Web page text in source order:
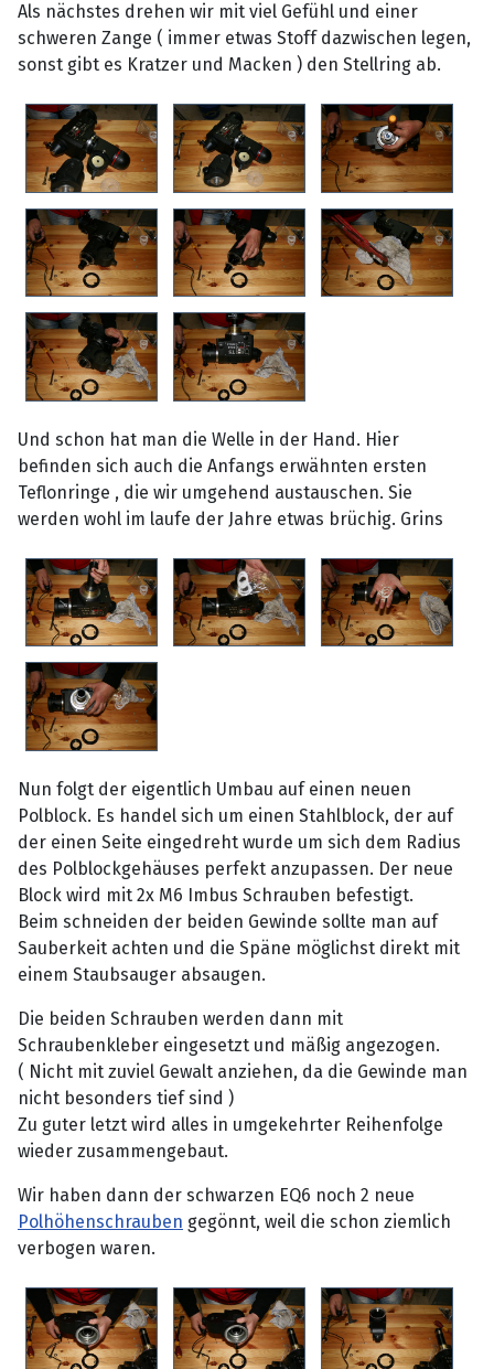
Als nächstes drehen wir mit viel Gefühl und einer
schweren Zange ( immer etwas Stoff dazwischen legen,
sonst gibt es Kratzer und Macken ) den Stellring ab.
Und schon hat man die Welle in der Hand. Hier
befinden sich auch die Anfangs erwähnten ersten
Teflonringe , die wir umgehend austauschen. Sie
werden wohl im laufe der Jahre etwas brüchig. Grins
Nun folgt der eigentlich Umbau auf einen neuen
Polblock. Es handel sich um einen Stahlblock, der auf
der einen Seite eingedreht wurde um sich dem Radius
des Polblockgehäuses perfekt anzupassen. Der neue
Block wird mit 2x M6 Imbus Schrauben befestigt.
Beim schneiden der beiden Gewinde sollte man auf
Sauberkeit achten und die Späne möglichst direkt mit
einem Staubsauger absaugen.
Die beiden Schrauben werden dann mit
Schraubenkleber eingesetzt und mäßig angezogen.
( Nicht mit zuviel Gewalt anziehen, da die Gewinde man
nicht besonders tief sind )
Zu guter letzt wird alles in umgekehrter Reihenfolge
wieder zusammengebaut.
Wir haben dann der schwarzen EQ6 noch 2 neue
Polhöhenschrauben gegönnt, weil die schon ziemlich
verbogen waren.